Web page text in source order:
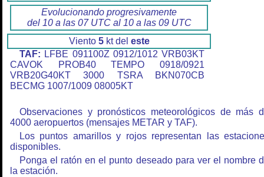
Evolucionando progresivamente
del 10 a las 07 UTC al 10 a las 09 UTC
Viento 5kt del este
TAF: LFBE 091100Z 0912/1012 VRB03KT
CAVOK PROB40 TEMPO 0918/0921
VRB20G40KT 3000 TSRA BKN070CB
BECMG 1007/1009 08005KT
Observaciones y pronósticos meteorológicos de más
4000 aeropuertos (mensajes METAR y TAF).
Los puntos amarillos y rojos representan las
disponibles.
Ponga el ratón en el punto deseado para ver el nombre
la estación.